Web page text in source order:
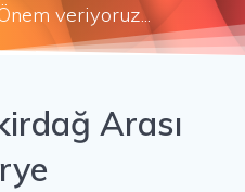
veriyoruz...
Arası